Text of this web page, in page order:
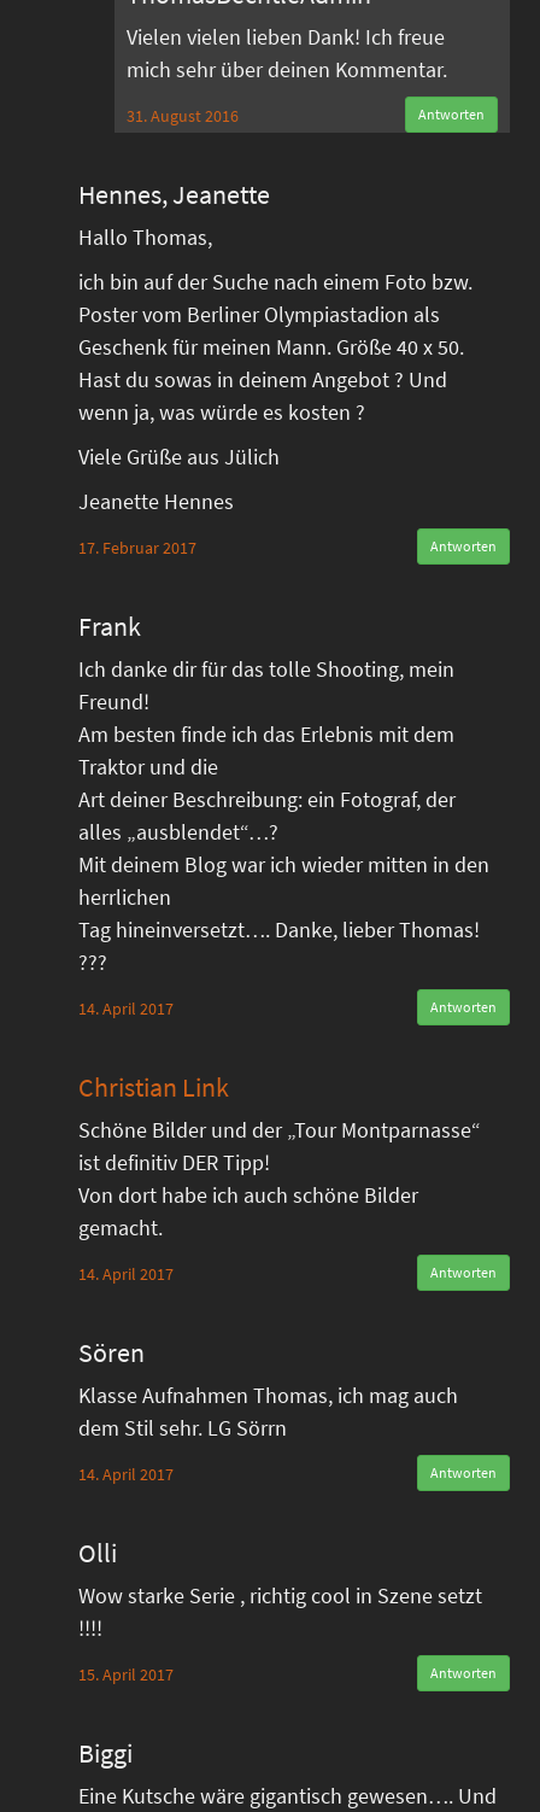
Vielen vielen lieben Dank! Ich freue
mich sehr über deinen Kommentar.
31. August 2016 Antworten
Hennes, Jeanette
Hallo Thomas,
ich bin auf der Suche nach einem Foto bzw.
Poster vom Berliner Olympiastadion als
Geschenk für meinen Mann. Größe 40 x 50.
Hast du sowas in deinem Angebot ? Und
wenn ja, was würde es kosten ?
Viele Grüße aus Jülich
Jeanette Hennes
17. Februar 2017 Antworten
Frank
Ich danke dir für das tolle Shooting, mein
Freund!
Am besten finde ich das Erlebnis mit dem
Traktor und die
Art deiner Beschreibung: ein Fotograf, der
alles „ausblendet“…?
Mit deinem Blog war ich wieder mitten in den
herrlichen
Tag hineinversetzt…. Danke, lieber Thomas!
???
14. April 2017 Antworten
Christian Link
Schöne Bilder und der „Tour Montparnasse“
ist definitiv DER Tipp!
Von dort habe ich auch schöne Bilder
gemacht.
14. April 2017 Antworten
Sören
Klasse Aufnahmen Thomas, ich mag auch
dem Stil sehr. LG Sörrn
14. April 2017 Antworten
Olli
Wow starke Serie , richtig cool in Szene setzt
!!!!
15. April 2017 Antworten
Biggi
Eine Kutsche wäre gigantisch gewesen…. Und